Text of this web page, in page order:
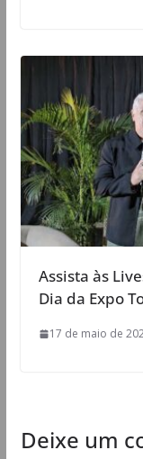
Assista às
Dia da Expo
17 de maio de
Deixe um